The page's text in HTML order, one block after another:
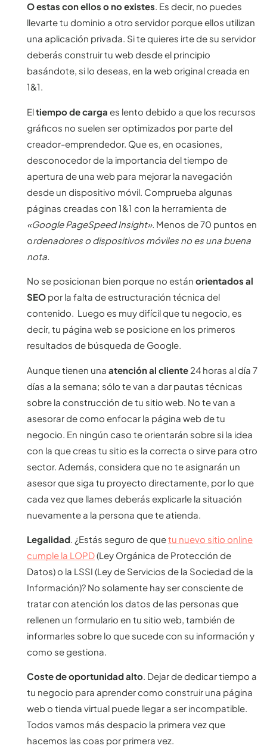
O estas con ellos o no existes. Es decir, no puedes
llevarte tu dominio a otro servidor porque ellos utilizan
una aplicación privada. Si te quieres irte de su servidor
deberás construir tu web desde el principio
basándote, si lo deseas, en la web original creada en
1&1.
Eltiempo de carga es lento debido a que los recursos
gráficos no suelen ser optimizados por parte del
creador-emprendedor. Que es, en ocasiones,
desconocedor de la importancia del tiempo de
apertura de una web para mejorar la navegación
desde un dispositivo móvil. Comprueba algunas
páginas creadas con 1&1 con la herramienta de
«Google PageSpeed Insight». Menos de 70 puntos en
ordenadores o dispositivos móviles no es una buena
nota.
No se posicionan bien porque no están orientados al
SEO por la falta de estructuración técnica del
contenido. Luego es muy difícil que tu negocio, es
decir, tu página web se posicione en los primeros
resultados de búsqueda de Google.
Aunque tienen una atención al cliente 24 horas al día 7
días a la semana; sólo te van a dar pautas técnicas
sobre la construcción de tu sitio web. No te van a
asesorar de como enfocar la página web de tu
negocio. En ningún caso te orientarán sobre si la idea
con la que creas tu sitio es la correcta o sirve para otro
sector. Además, considera que no te asignarán un
asesor que siga tu proyecto directamente, por lo que
cada vez que llames deberás explicarle la situación
nuevamente a la persona que te atienda.
Legalidad. ¿Estás seguro de quetu nuevo sitio online
cumple la LOPD(Ley Orgánica de Protección de
Datos) o la LSSI (Ley de Servicios de la Sociedad de la
Información)? No solamente hay ser consciente de
tratar con atención los datos de las personas que
rellenen un formulario en tu sitio web, también de
informarles sobre lo que sucede con su información y
como se gestiona.
Coste de oportunidad alto. Dejar de dedicar tiempo a
tu negocio para aprender como construir una página
web o tienda virtual puede llegar a ser incompatible.
Todos vamos más despacio la primera vez que
hacemos las coas por primera vez.